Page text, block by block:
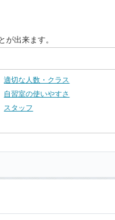
出来ます。
適切な人数・クラス
自習室の使いやすさ
スタッフ